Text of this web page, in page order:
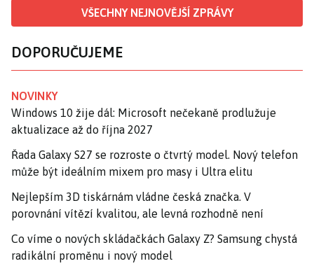
VŠECHNY NEJNOVĚJŠÍ ZPRÁVY
DOPORUČUJEME
NOVINKY
Windows 10 žije dál: Microsoft nečekaně prodlužuje
aktualizace až do října 2027
Řada Galaxy S27 se rozroste o čtvrtý model. Nový telefon
může být ideálním mixem pro masy i Ultra elitu
Nejlepším 3D tiskárnám vládne česká značka. V
porovnání vítězí kvalitou, ale levná rozhodně není
Co víme o nových skládačkách Galaxy Z? Samsung chystá
radikální proměnu i nový model